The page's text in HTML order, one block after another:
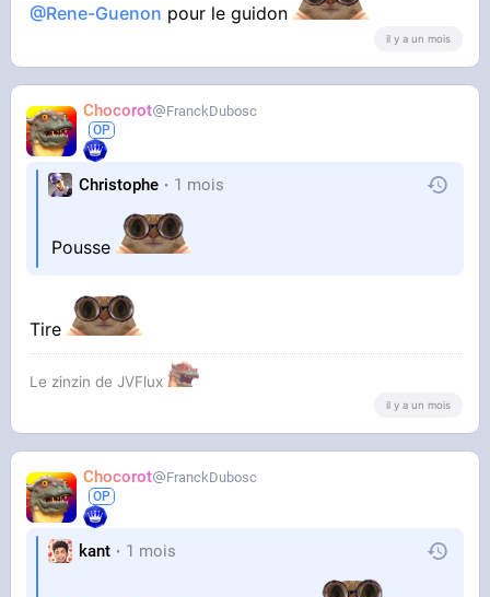
@Rene-Guenon pour le guidon
il y a un mois
Chocorot FranckDubosc
Christophe 1 mois
Pousse
Tire
Le zinzin de JVFlux
il y a un mois
Chocorot FranckDubosc
kant 1 mois